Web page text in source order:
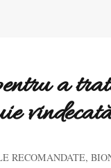
a
RECOMANDATE,